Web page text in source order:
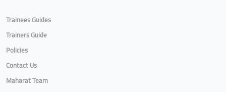
Trainees Guides
Trainers Guide
Policies
Contact Us
Maharat Team